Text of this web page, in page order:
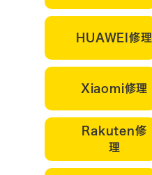
HUAWEI修理
Xiaomi修理
Rakuten修
理